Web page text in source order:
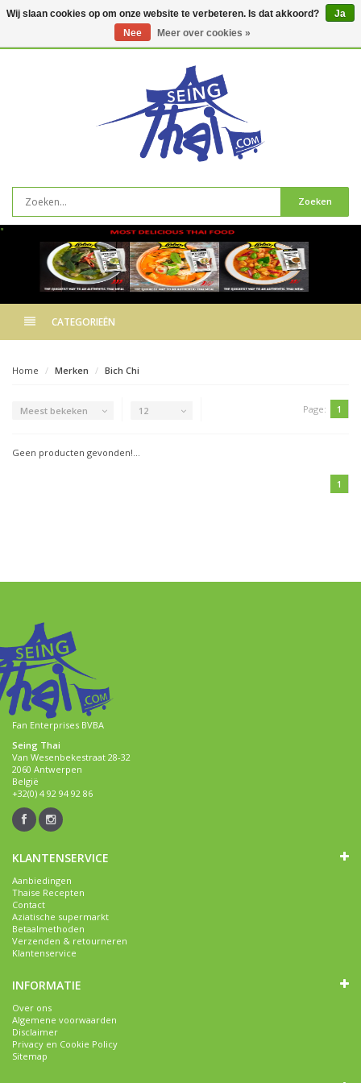
Zoeken
"
CATEGORIEËN
Home Merken Bich Chi
Meest bekeken 12 Page: 1
Geen producten gevonden!...
1
Fan Enterprises BVBA
Seing Thai
Van Wesenbekestraat 28-32
2060 Antwerpen
België
+32(0) 4 92 94 92 86
KLANTENSERVICE
Aanbiedingen
Thaise Recepten
Contact
Aziatische supermarkt
Betaalmethoden
Verzenden & retourneren
Klantenservice
INFORMATIE
Over ons
Algemene voorwaarden
Disclaimer
Privacy en Cookie Policy
Sitemap
Wij slaan cookies op om onze website te verbeteren. Is dat akkoord?
Ja
Nee
Meer over cookies »